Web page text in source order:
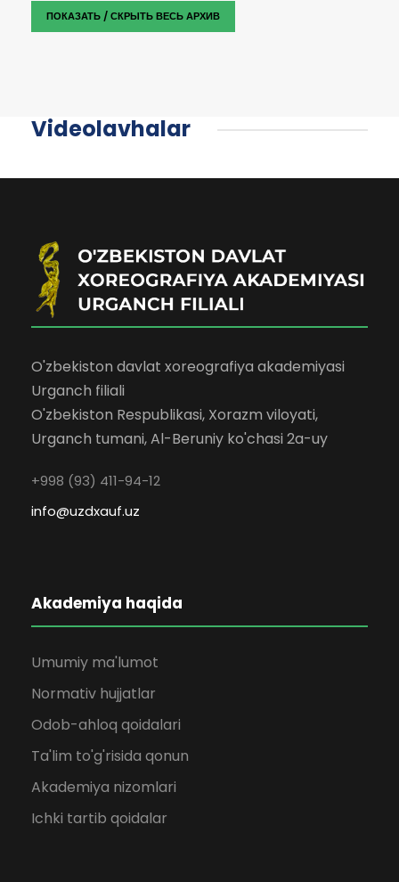
ПОКАЗАТЬ / СКРЫТЬ ВЕСЬ АРХИВ
Videolavhalar
O'zbekiston davlat xoreografiya akademiyasi
Urganch filiali
O'zbekiston Respublikasi, Xorazm viloyati,
Urganch tumani, Al-Beruniy ko'chasi 2a-uy
+998 (93) 411-94-12
info@uzdxauf.uz
Akademiya haqida
Umumiy ma'lumot
Normativ hujjatlar
Odob-ahloq qoidalari
Ta'lim to'g'risida qonun
Akademiya nizomlari
Ichki tartib qoidalar